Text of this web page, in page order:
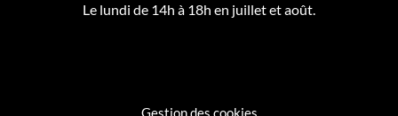
Le lundi de 14h à 18h en juillet et août.